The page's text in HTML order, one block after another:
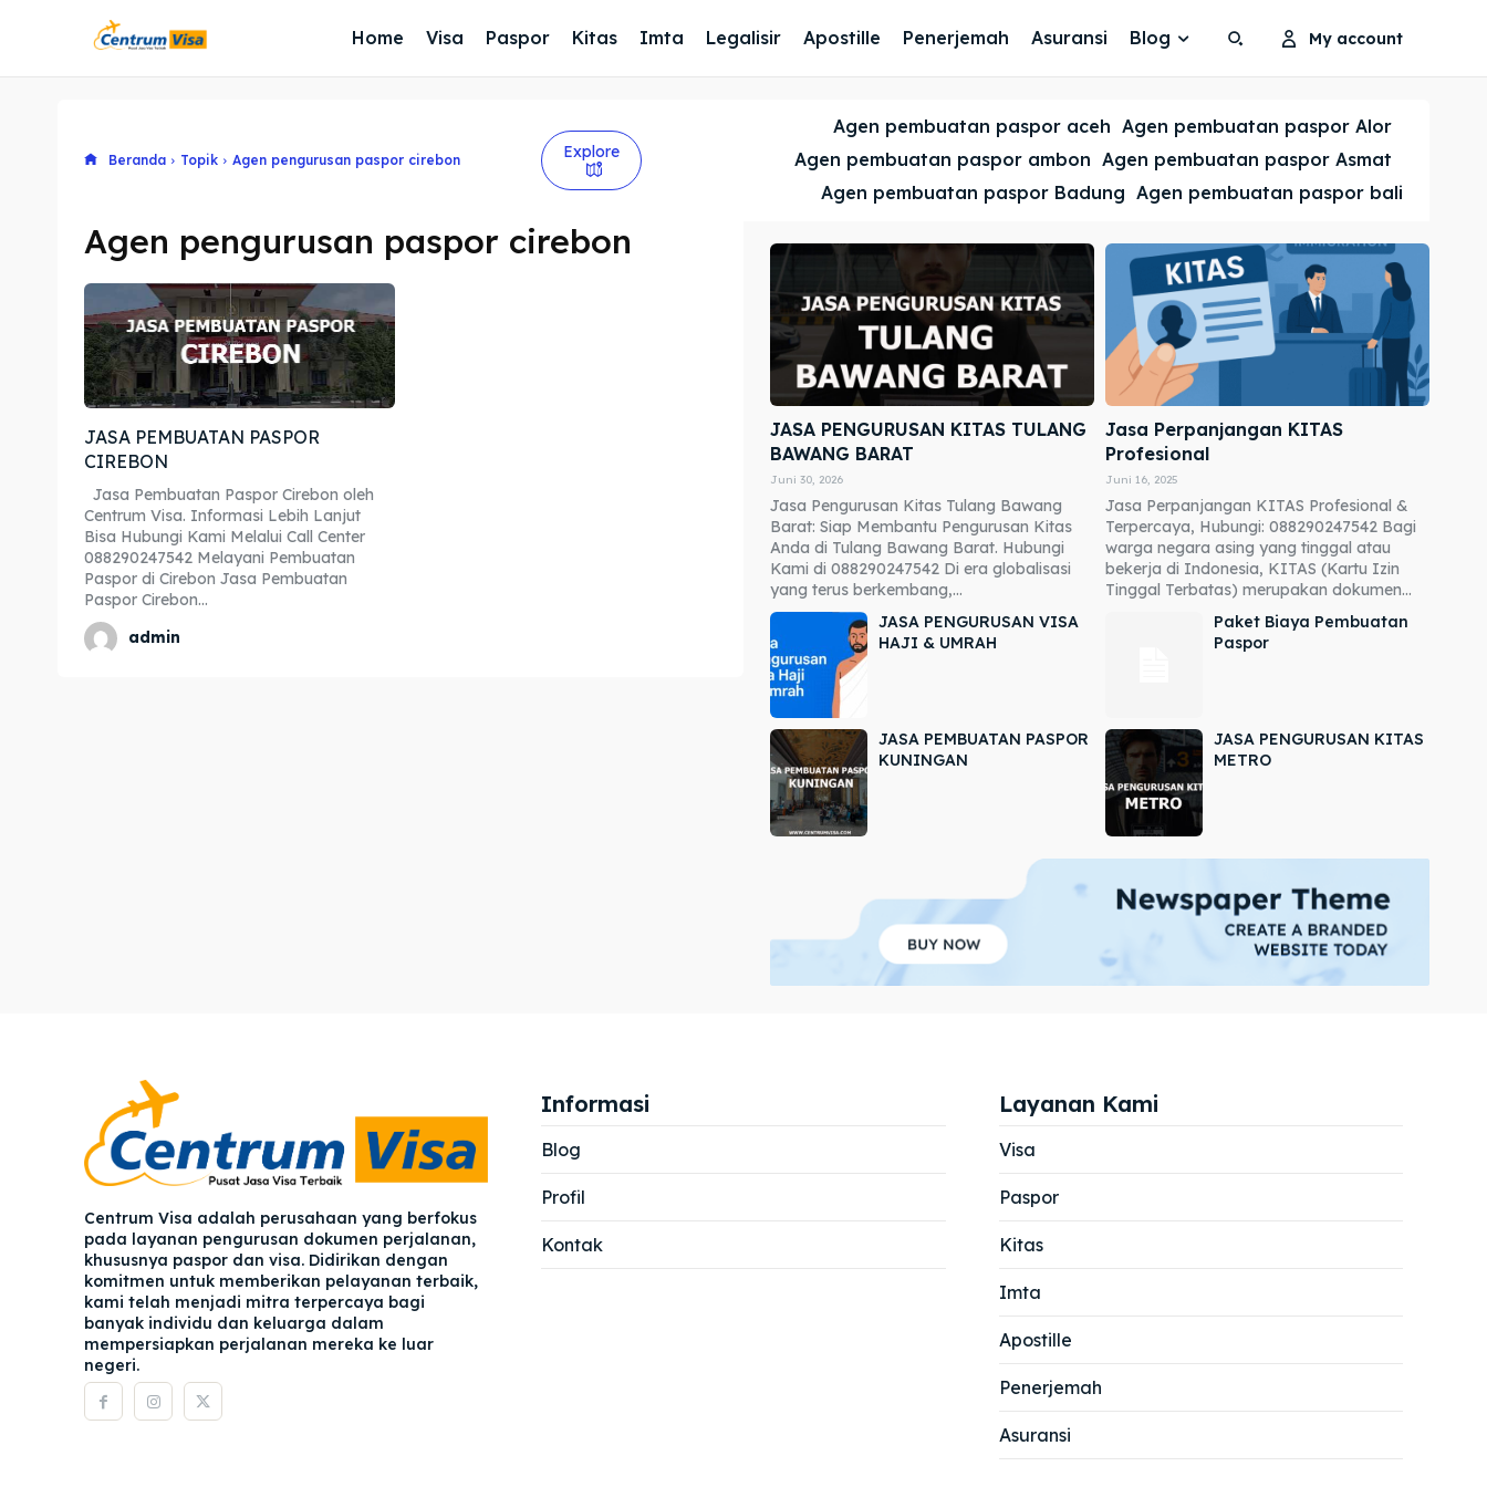
Explore our destinations
Blog
Cari
Explore our destinations
Blog
Cari
Home Visa Paspor Kitas Imta Legalisir Apostille Penerjemah Asuransi Blog My account
Beranda Topik Agen pengurusan paspor cirebon Explore
Agen pembuatan paspor aceh Agen pembuatan paspor Alor
Agen pembuatan paspor ambon Agen pembuatan paspor Asmat
Agen pembuatan paspor Badung Agen pembuatan paspor bali
Agen pengurusan paspor cirebon
JASA PEMBUATAN PASPOR
CIREBON
Centrum Visa. Informasi Lebih Lanjut
Bisa Hubungi Kami Melalui Call Center
088290247542 Melayani Pembuatan
Paspor di Cirebon Jasa Pembuatan
Paspor Cirebon...
admin
JASA PENGURUSAN KITAS TULANG
BAWANG BARAT
Juni 30, 2026
Jasa Pengurusan Kitas Tulang Bawang
Barat: Siap Membantu Pengurusan Kitas
Anda di Tulang Bawang Barat. Hubungi
Kami di 088290247542 Di era globalisasi
yang terus berkembang,...
Jasa Perpanjangan KITAS
Profesional
Juni 16, 2025
Jasa Perpanjangan KITAS Profesional &
Terpercaya, Hubungi: 088290247542 Bagi
warga negara asing yang tinggal atau
bekerja di Indonesia, KITAS (Kartu Izin
Tinggal Terbatas) merupakan dokumen...
JASA PENGURUSAN VISA
HAJI & UMRAH
Paket Biaya Pembuatan
Paspor
JASA PEMBUATAN PASPOR
KUNINGAN
JASA PENGURUSAN KITAS
METRO
Centrum Visa adalah perusahaan yang berfokus
pada layanan pengurusan dokumen perjalanan,
khususnya paspor dan visa. Didirikan dengan
komitmen untuk memberikan pelayanan terbaik,
kami telah menjadi mitra terpercaya bagi
banyak individu dan keluarga dalam
mempersiapkan perjalanan mereka ke luar
negeri.
Informasi
Blog
Profil
Kontak
Layanan Kami
Visa
Paspor
Kitas
Imta
Apostille
Penerjemah
Asuransi